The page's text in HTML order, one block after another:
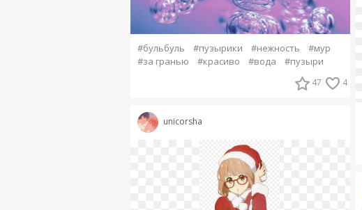
#бульбуль #пузырики #нежность
#мур
#за гранью
#красиво #вода #пузыри
47 4
unicorsha